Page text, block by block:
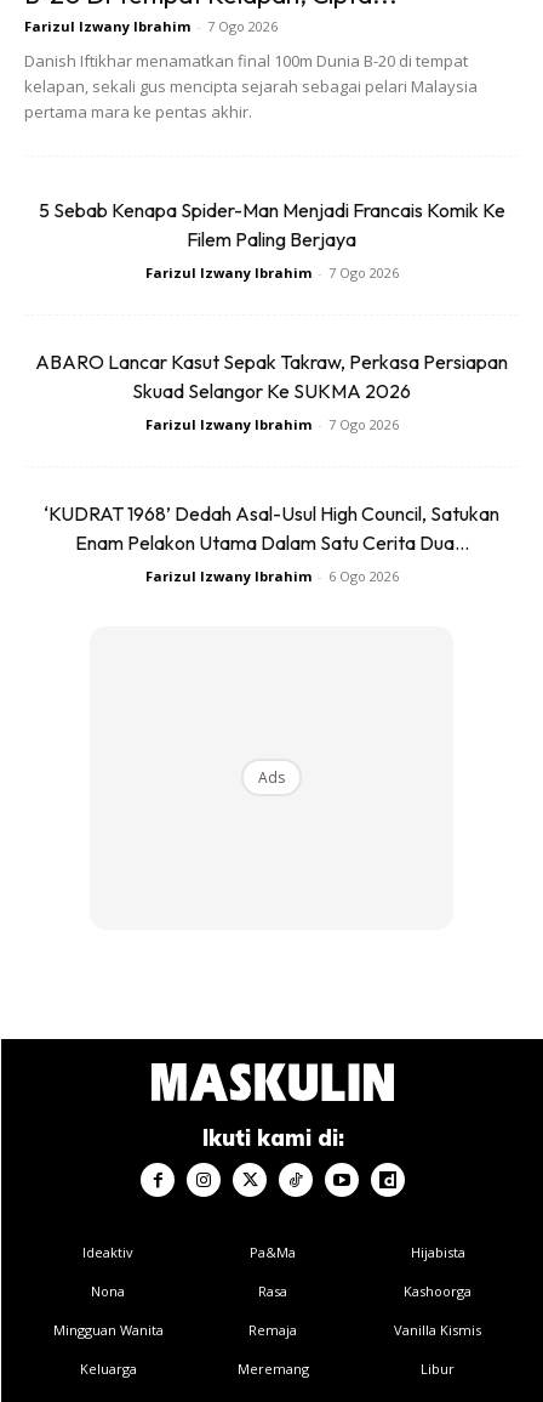
Tip berkesan agar bau minyak wangi bertahan lama ialah
dengan menyapu sedikit Vaseline terlebih dahulu pada nadi
BACA:Wanita Kongsi 30 Tip Guna Vaseline Untuk
Cantik Cara Jimat, Rugi Tak Amalkan!
Haba, cahaya dan kelembapan boleh memecahkan molekul
pada minyak wangi dan mengurangkan kualiti baunya.
Ads
5. Elak gosok selepas sembur
Farizul Izwany Ibrahim - 7 Ogo 2026
Danish Iftikhar menamatkan final 100m Dunia B-20 di tempat
kelapan, sekali gus mencipta sejarah sebagai pelari Malaysia
pertama mara ke pentas akhir.
5 Sebab Kenapa Spider-Man Menjadi Francais Komik Ke
Filem Paling Berjaya
Farizul Izwany Ibrahim - 7 Ogo 2026
ABARO Lancar Kasut Sepak Takraw, Perkasa Persiapan
Skuad Selangor Ke SUKMA 2026
Farizul Izwany Ibrahim - 7 Ogo 2026
‘KUDRAT 1968’ Dedah Asal-Usul High Council, Satukan
Enam Pelakon Utama Dalam Satu Cerita Dua...
Farizul Izwany Ibrahim - 6 Ogo 2026
Ads
Ikuti kami di:
Ideaktiv
Nona
Mingguan Wanita
Keluarga
Pa&Ma
Rasa
Remaja
Meremang
Hijabista
Kashoorga
Vanilla Kismis
Libur